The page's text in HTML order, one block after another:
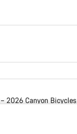
Canyon 自行车
尺寸
2026 Canyon Bicycles